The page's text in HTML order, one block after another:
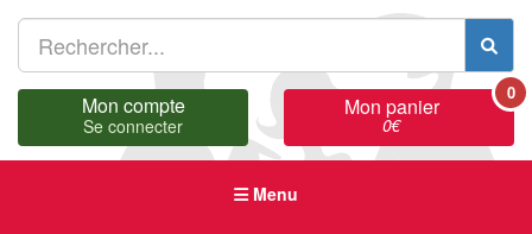
Mon compte
Se connecter
Mon panier
0€
0
Menu